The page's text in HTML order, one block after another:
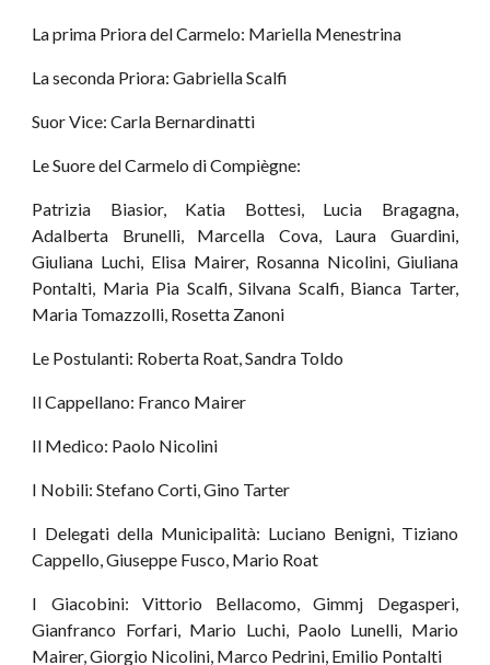
La prima Priora del Carmelo: Mariella Menestrina
La seconda Priora: Gabriella Scalfi
Suor Vice: Carla Bernardinatti
Le Suore del Carmelo di Compiègne:
Patrizia Biasior, Katia Bottesi, Lucia Bragagna,
Adalberta Brunelli, Marcella Cova, Laura Guardini,
Giuliana Luchi, Elisa Mairer, Rosanna Nicolini, Giuliana
Pontalti, Maria Pia Scalfi, Silvana Scalfi, Bianca Tarter,
Maria Tomazzolli, Rosetta Zanoni
Le Postulanti: Roberta Roat, Sandra Toldo
Il Cappellano: Franco Mairer
Il Medico: Paolo Nicolini
I Nobili: Stefano Corti, Gino Tarter
I Delegati della Municipalità: Luciano Benigni, Tiziano
Cappello, Giuseppe Fusco, Mario Roat
I Giacobini: Vittorio Bellacomo, Gimmj Degasperi,
Gianfranco Forfari, Mario Luchi, Paolo Lunelli, Mario
Mairer, Giorgio Nicolini, Marco Pedrini, Emilio Pontalti